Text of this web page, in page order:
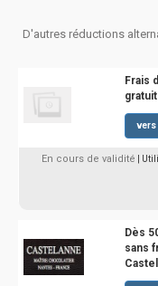
D'autres réductions
Frais
vers
En cours de validité |
Dès
sans